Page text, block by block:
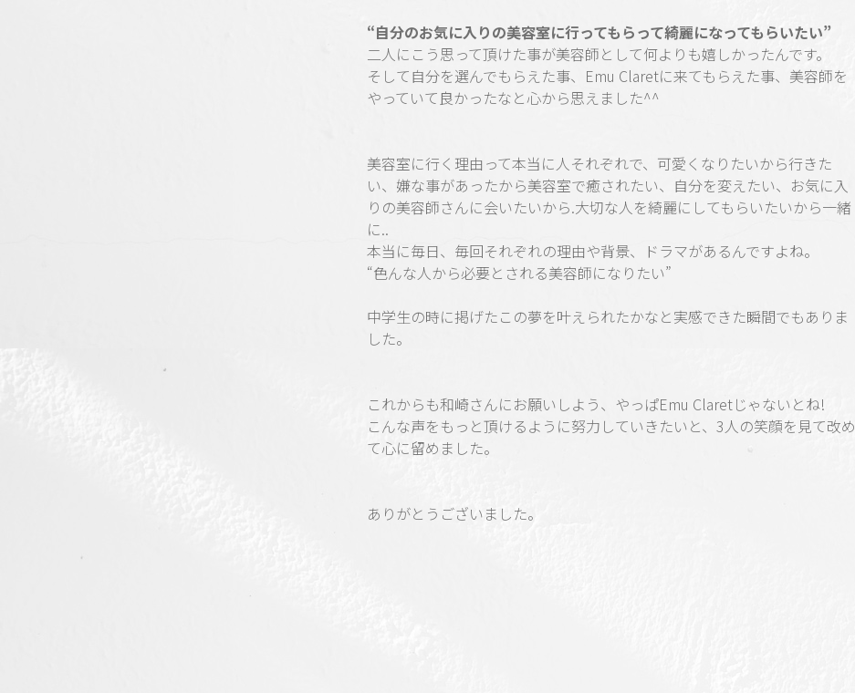
“自分のお気に入りの美容室に行ってもらって綺麗になってもらいたい”
二人にこう思って頂けた事が美容師として何よりも嬉しかったんです。
そして自分を選んでもらえた事、Emu Claretに来てもらえた事、美容師を
やっていて良かったなと心から思えました^^
美容室に行く理由って本当に人それぞれで、可愛くなりたいから行きた
い、嫌な事があったから美容室で癒されたい、自分を変えたい、お気に入
りの美容師さんに会いたいから.大切な人を綺麗にしてもらいたいから一緒
に..
本当に毎日、毎回それぞれの理由や背景、ドラマがあるんですよね。
“色んな人から必要とされる美容師になりたい”
中学生の時に掲げたこの夢を叶えられたかなと実感できた瞬間でもありま
した。
これからも和崎さんにお願いしよう、やっぱEmu Claretじゃないとね!
こんな声をもっと頂けるように努力していきたいと、3人の笑顔を見て改め
て心に留めました。
ありがとうございました。